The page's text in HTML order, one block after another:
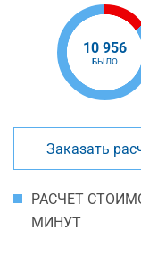
10 956
БЫЛО
Заказать
РАСЧЕТ
МИНУТ